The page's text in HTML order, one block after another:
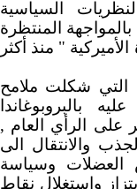
السياسية
المنتظرة
" منذ أكثر
التي شكلت ملامح
بالبروبوغاندا
على الرأي العام ,
والانتقال الى
وسياسة
واستغلال نقاط